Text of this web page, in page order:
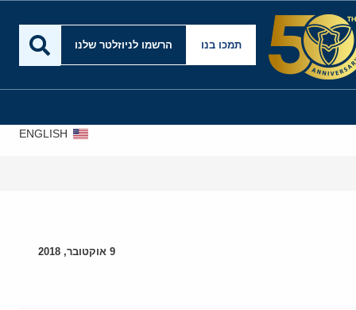
תמכו בנו הרשמו לניוזלטר שלנו
ENGLISH
9 אוקטובר, 2018